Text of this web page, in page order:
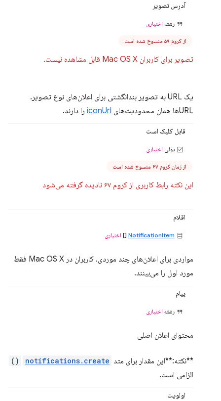
آدرس تصویر
رشته اختیاری
از کروم ۵۹ منسوخ شده است
تصویر برای کاربران Mac OS X قابل مشاهده نیست.
یک URL به تصویر بندانگشتی برای اعلان‌های نوع تصویر.
URLها همان محدودیت‌های
iconUrl را دارند.
قابل کلیک است
بولی اختیاری
از زمان کروم ۶۷ منسوخ شده است
این نکته رابط کاربری از کروم ۶۷ نادیده گرفته می‌شود
اقلام
NotificationItem
[] اختیاری
مواردی برای اعلان‌های چند موردی. کاربران در Mac OS X فقط
مورد اول را می‌بینند.
پیام
رشته اختیاری
محتوای اعلان اصلی
**نکته:**این مقدار برای متد notifications.create
()
الزامی است.
اولویت